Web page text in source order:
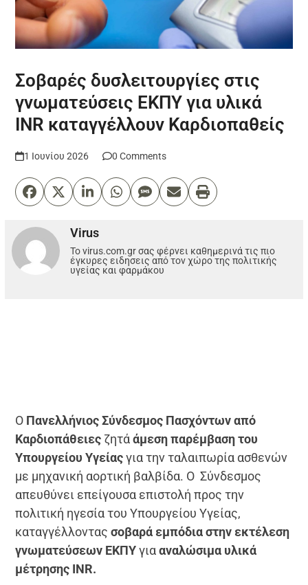
Σοβαρές δυσλειτουργίες στις
γνωματεύσεις ΕΚΠΥ για υλικά
INR καταγγέλλουν Καρδιοπαθείς
1 Ιουνίου 2026 0 Comments
Virus
Το virus.com.gr σας φέρνει καθημερινά τις πιο
έγκυρες ειδησεις από τον χώρο της πολιτικής
υγείας και φαρμάκου
Ο Πανελλήνιος Σύνδεσμος Πασχόντων από
Καρδιοπάθειες ζητάάμεση παρέμβαση του
Υπουργείου Υγείαςγια την ταλαιπωρία ασθενών
με μηχανική αορτική βαλβίδα. Ο Σύνδεσμος
απευθύνει επείγουσα επιστολή προς την
πολιτική ηγεσία του Υπουργείου Υγείας,
καταγγέλλονταςσοβαρά εμπόδια στην εκτέλεση
γνωματεύσεων ΕΚΠΥγιααναλώσιμα υλικά
μέτρησης INR.